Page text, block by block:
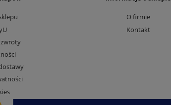
zwroty
O firmie
Kontakt